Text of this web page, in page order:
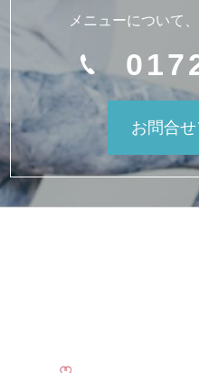
メニューについて、
お問合